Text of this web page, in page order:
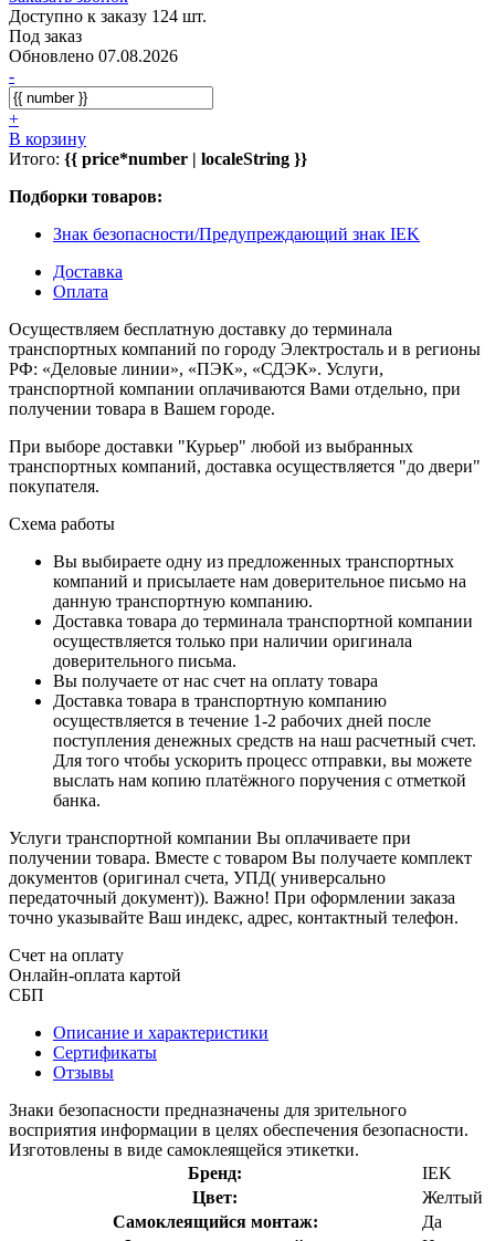
Доступно к заказу 124 шт.
Под заказ
Обновлено 07.08.2026
-
+
В корзину
Итого: {{ price*number | localeString }}
Подборки товаров:
Знак безопасности/Предупреждающий знак IEK
Доставка
Оплата
Осуществляем бесплатную доставку до терминала
транспортных компаний по городу Электросталь и в регионы
РФ: «Деловые линии», «ПЭК», «СДЭК». Услуги,
транспортной компании оплачиваются Вами отдельно, при
получении товара в Вашем городе.
При выборе доставки "Курьер" любой из выбранных
транспортных компаний, доставка осуществляется "до двери"
покупателя.
Схема работы
Вы выбираете одну из предложенных транспортных
компаний и присылаете нам доверительное письмо на
данную транспортную компанию.
Доставка товара до терминала транспортной компании
осуществляется только при наличии оригинала
доверительного письма.
Вы получаете от нас счет на оплату товара
Доставка товара в транспортную компанию
осуществляется в течение 1-2 рабочих дней после
поступления денежных средств на наш расчетный счет.
Для того чтобы ускорить процесс отправки, вы можете
выслать нам копию платёжного поручения с отметкой
банка.
Услуги транспортной компании Вы оплачиваете при
получении товара. Вместе с товаром Вы получаете комплект
документов (оригинал счета, УПД( универсально
передаточный документ)). Важно! При оформлении заказа
точно указывайте Ваш индекс, адрес, контактный телефон.
Счет на оплату
Онлайн-оплата картой
СБП
Описание и характеристики
Сертификаты
Отзывы
Знаки безопасности предназначены для зрительного
восприятия информации в целях обеспечения безопасности.
Изготовлены в виде самоклеящейся этикетки.
Бренд:
IEK
Цвет:
Желтый
Самоклеящийся монтаж:
Да